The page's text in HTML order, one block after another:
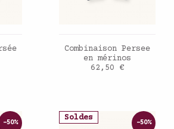
AJOUTER AU PANIER
Combinaison Persee
en mérinos
Prix
62,50 €
-50%
Soldes
-50%